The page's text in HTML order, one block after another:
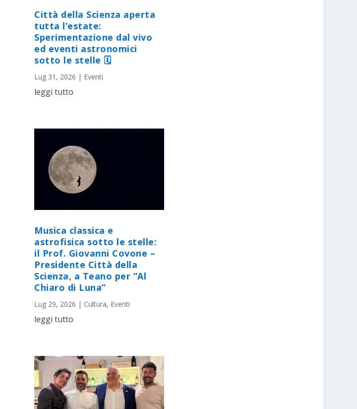
Città della Scienza aperta
tutta l’estate:
Sperimentazione dal vivo
ed eventi astronomici
sotto le stelle 🗓
Lug 31, 2026 | Eventi
leggi tutto
Musica classica e
astrofisica sotto le stelle:
il Prof. Giovanni Covone –
Presidente Città della
Scienza, a Teano per “Al
Chiaro di Luna”
Lug 29, 2026 | Cultura, Eventi
leggi tutto